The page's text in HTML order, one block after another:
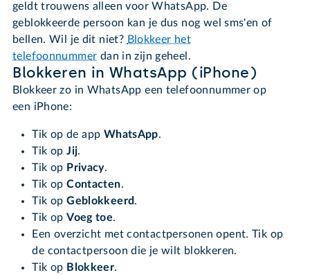
geldt trouwens alleen voor WhatsApp. De
geblokkeerde persoon kan je dus nog wel sms'en of
bellen. Wil je dit niet? Blokkeer het
telefoonnummer dan in zijn geheel.
Blokkeren in WhatsApp (iPhone)
Blokkeer zo in WhatsApp een telefoonnummer op
een iPhone:
Tik op de app WhatsApp.
Tik opJij.
Tik op Privacy.
Tik opContacten.
Tik opGeblokkeerd.
Tik opVoeg toe.
Een overzicht met contactpersonen opent. Tik op
de contactpersoon die je wilt blokkeren.
Tik op Blokkeer.